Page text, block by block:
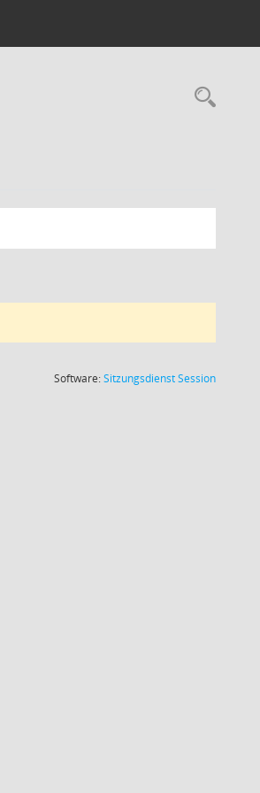
Software:SitzungsdienstSession(Wird in